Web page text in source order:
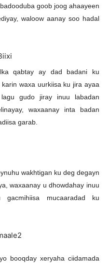
goob joog ahaayeen
waloow aanay soo hadal
qabtay ay dad badani ku
waxa uurkiisa ku jira ayaa
gudo jiray inuu labadan
waxaanay inta badan
garab.
wakhtigan ku deg degayn
waxaanay u dhowdahay inuu
mucaaradad ku
booqday xeryaha ciidamada